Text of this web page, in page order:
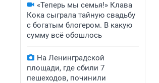
«Теперь мы семья!» Клава
Кока сыграла тайную свадьбу
с богатым блогером. В какую
сумму всё обошлось
На Ленинградской
площади, где сбили 7
пешеходов, починили